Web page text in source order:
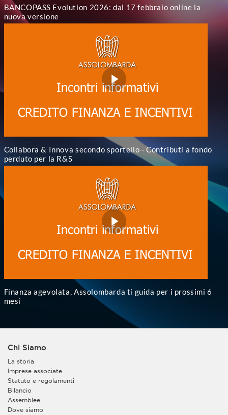
BANCOPASS Evolution 2026: dal 17 febbraio online la
nuova versione
Collabora & Innova secondo sportello - Contributi a fondo
perduto per la R&S
Finanza agevolata, Assolombarda ti guida per i prossimi 6
mesi
Chi Siamo
La storia
Imprese associate
Statuto e regolamenti
Bilancio
Assemblee
Dove siamo